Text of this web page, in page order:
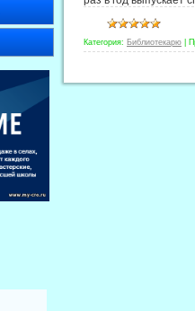
Категория: Библиотекарю